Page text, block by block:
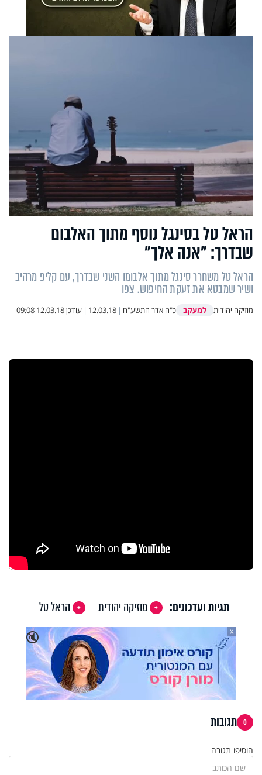
הראל טל בסינגל נוסף מתוך האלבום
שבדרך: "אנה אלך"
הראל טל משחרר סינגל מתוך אלבומו השני שבדרך, עם קליפ מרהיב
ושיר שמבטא את זעקת החיפוש. צפו
מוזיקה יהודית למעקב כ"ה אדר התשע"ח |
12.03.18
| עודכן12.03.18 09:08
תגיות ועדכונים: מוזיקה יהודית
הראל טל
🔇
X
0 תגובות
הוסיפו תגובה